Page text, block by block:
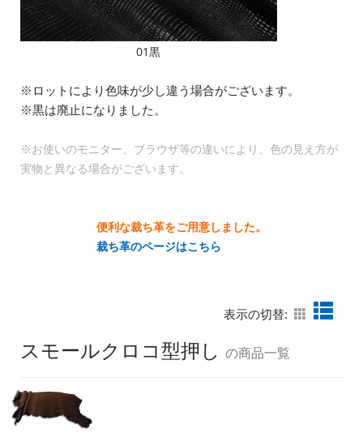
01黒
※ロットにより色味が少し違う場合がございます。
※黒は廃止になりました。
※お使いのモニター、ブラウザ等の違いにより、色の見え方が
実物と異なる場合がございます。
便利な裁ち革をご用意しました。
裁ち革のページはこちら
表示の切替:
スモールクロコ型押し の商品一覧